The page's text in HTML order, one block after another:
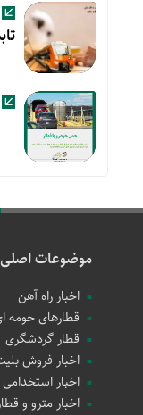
موضوعات
اخبار راه آهن
قطارهای حومه
قطار گردشگری
اخبار فروش
اخبار
اخبار مترو و